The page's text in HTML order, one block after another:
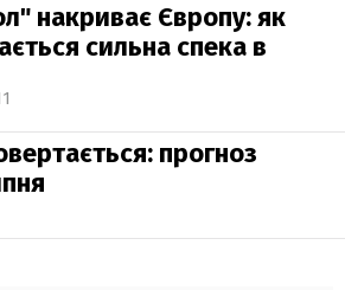
накриває Європу: як
сильна спека в
прогноз